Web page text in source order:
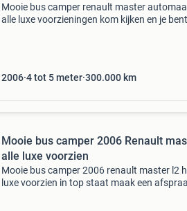
Mooie bus camper renault master
alle luxe voorzieningen kom kijken en je bent
2006 4 tot 5 meter 300.000 km
Mooie bus camper 2006 Renault
alle luxe voorzien
Mooie bus camper 2006 renault master l2
luxe voorzien in top staat maak een